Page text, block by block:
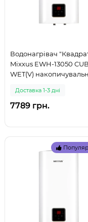
Водонагрівач
Mixxus EWH-13050
WET(V)
(WH0611 (999)
Доставка 1-3 дні
7789 грн.